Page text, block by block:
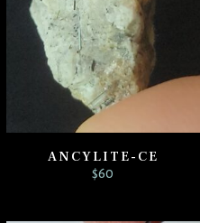
ANCYLITE-CE
$60